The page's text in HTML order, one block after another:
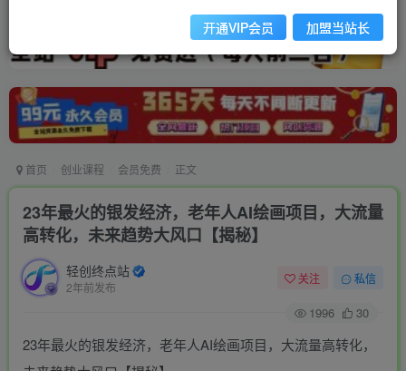
首页 创业课程 会员免费 正文
23年最火的银发经济，老年人AI绘画项目，大流量
高转化，未来趋势大风口【揭秘】
轻创终点站
2年前发布
关注 私信
1996 30
23年最火的银发经济，老年人AI绘画项目，大流量高转化，
开通VIP会员 加盟当站长